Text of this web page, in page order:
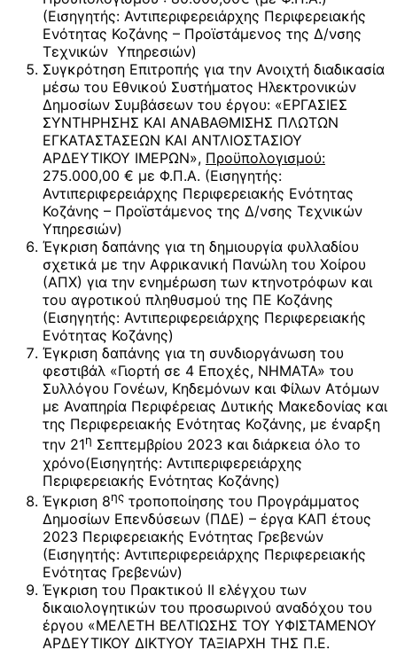
(Εισηγητής: Αντιπεριφερειάρχης Περιφερειακής
Ενότητας Κοζάνης – Προϊστάμενος της Δ/νσης
Τεχνικών Υπηρεσιών)
Συγκρότηση Επιτροπής για την Ανοιχτή διαδικασία
μέσω του Εθνικού Συστήματος Ηλεκτρονικών
Δημοσίων Συμβάσεων του έργου: «ΕΡΓΑΣΙΕΣ
ΣΥΝΤΗΡΗΣΗΣ ΚΑΙ ΑΝΑΒΑΘΜΙΣΗΣ ΠΛΩΤΩΝ
ΕΓΚΑΤΑΣΤΑΣΕΩΝ ΚΑΙ ΑΝΤΛΙΟΣΤΑΣΙΟΥ
ΑΡΔΕΥΤΙΚΟΥ ΙΜΕΡΩΝ», Προϋπολογισμού:
275.000,00 € με Φ.Π.Α. (Εισηγητής:
Αντιπεριφερειάρχης Περιφερειακής Ενότητας
Κοζάνης – Προϊστάμενος της Δ/νσης Τεχνικών
Υπηρεσιών)
Έγκριση δαπάνης για τη δημιουργία φυλλαδίου
σχετικά με την Αφρικανική Πανώλη του Χοίρου
(ΑΠΧ) για την ενημέρωση των κτηνοτρόφων και
του αγροτικού πληθυσμού της ΠΕ Κοζάνης
(Εισηγητής: Αντιπεριφερειάρχης Περιφερειακής
Ενότητας Κοζάνης)
Έγκριση δαπάνης για τη συνδιοργάνωση του
φεστιβάλ «Γιορτή σε 4 Εποχές, ΝΗΜΑΤΑ» του
Συλλόγου Γονέων, Κηδεμόνων και Φίλων Ατόμων
με Αναπηρία Περιφέρειας Δυτικής Μακεδονίας και
της Περιφερειακής Ενότητας Κοζάνης, με έναρξη
την 21η Σεπτεμβρίου 2023 και διάρκεια όλο το
χρόνο(Εισηγητής: Αντιπεριφερειάρχης
Περιφερειακής Ενότητας Κοζάνης)
Έγκριση 8ης τροποποίησης του Προγράμματος
Δημοσίων Επενδύσεων (ΠΔΕ) – έργα ΚΑΠ έτους
2023 Περιφερειακής Ενότητας Γρεβενών
(Εισηγητής: Αντιπεριφερειάρχης Περιφερειακής
Ενότητας Γρεβενών)
Έγκριση του Πρακτικού ΙΙ ελέγχου των
δικαιολογητικών του προσωρινού αναδόχου του
έργου «ΜΕΛΕΤΗ ΒΕΛΤΙΩΣΗΣ ΤΟΥ ΥΦΙΣΤΑΜΕΝΟΥ
ΑΡΔΕΥΤΙΚΟΥ ΔΙΚΤΥΟΥ ΤΑΞΙΑΡΧΗ ΤΗΣ Π.Ε.